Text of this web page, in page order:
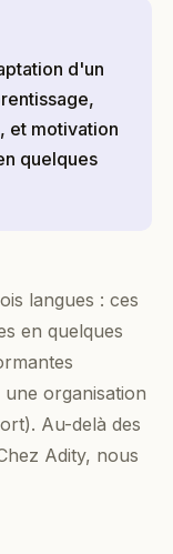
d'un
et motivation
quelques
langues : ces
en quelques
organisation
Au-delà des
Adity, nous